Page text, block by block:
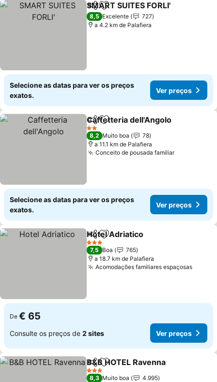
PartilharAdicionar aos favoritos
SMART SUITES FORLI'
8,5 Excelente
727
a 4.2 km de Palafiera
Selecione as datas para ver os preços
exatos.
Ver preços
PartilharAdicionar aos favoritos
Caffetteria dell'Angolo
2 Estrelas
8,2 Muito boa
78
a 11.1 km de Palafiera
Conceito de pousada familiarVer preços
Selecione as datas para ver os preços
exatos.
Ver preços
PartilharAdicionar aos favoritos
Hotel Adriatico
3 Estrelas
7,5 Boa
765
a 18.7 km de Palafiera
Acomodações familiares espaçosasVer
De € 65
Consulte os preços de 2 sites Ver preços
PartilharAdicionar aos favoritos
B&B HOTEL Ravenna
3 Estrelas
8,3 Muito boa
4.995